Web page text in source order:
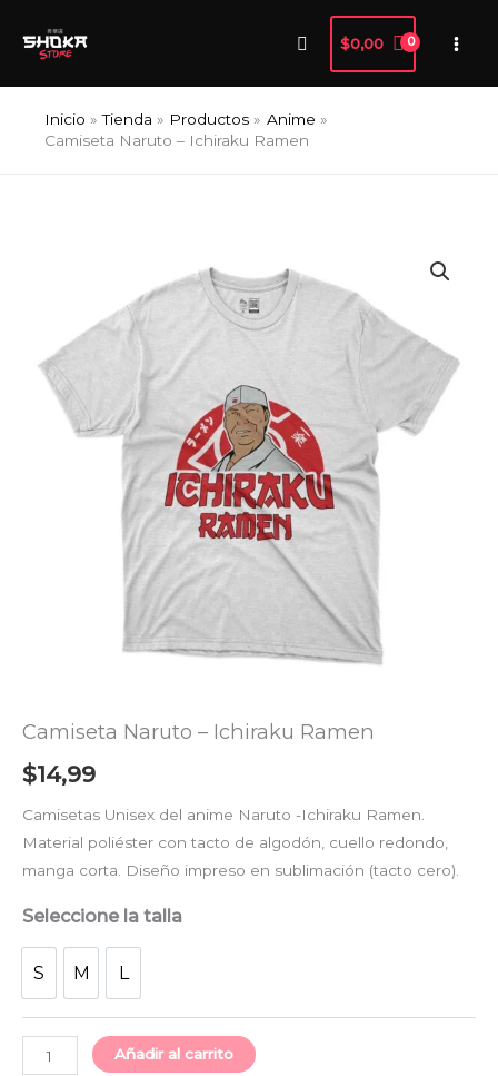
Buscar
$0,00
Inicio Tienda Productos
Anime
Camiseta Naruto – Ichiraku Ramen
Camiseta Naruto – Ichiraku Ramen
$14,99
Camisetas Unisex del anime Naruto -Ichiraku Ramen.
Material poliéster con tacto de algodón, cuello redondo,
manga corta. Diseño impreso en sublimación (tacto cero).
Seleccione la talla
S M L
Ichiraku
Ramen
cantidad
Añadir al carrito